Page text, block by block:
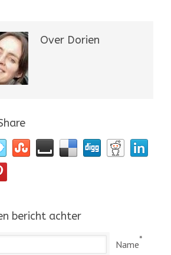
Over Dorien
bericht achter
Name*